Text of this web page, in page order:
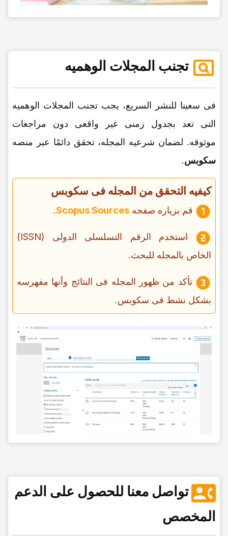
تجنب المجلات الوهمیه
فی سعینا للنشر السریع، یجب تجنب المجلات الوهمیه
التی تعد بجدول زمنی غیر واقعی دون مراجعات
موثوقه. لضمان شرعیه المجله، تحقق دائمًا عبر منصه
سکوبس.
کیفیه التحقق من المجله فی سکوبس
قم بزیاره صفحه Scopus Sources
.
استخدم الرقم التسلسلی الدولی (ISSN)
الخاص بالمجله للبحث.
تأکد من ظهور المجله فی النتائج وأنها مفهرسه
بشکل نشط فی سکوبس.
تواصل معنا للحصول على الدعم
المخصص